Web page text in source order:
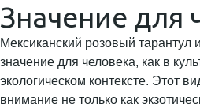
Значение для
Мексиканский розовый тарантул
значение для человека, как в
экологическом контексте. Этот
внимание не только как